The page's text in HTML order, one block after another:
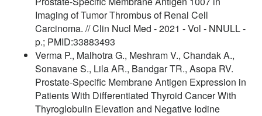
Imaging of Tumor Thrombus of Renal Cell
Carcinoma. // Clin Nucl Med - 2021 - Vol - NNULL -
p.; PMID:33883493
Verma P., Malhotra G., Meshram V., Chandak A.,
Sonavane S., Lila AR., Bandgar TR., Asopa RV.
Prostate-Specific Membrane Antigen Expression in
Patients With Differentiated Thyroid Cancer With
Thyroglobulin Elevation and Negative Iodine